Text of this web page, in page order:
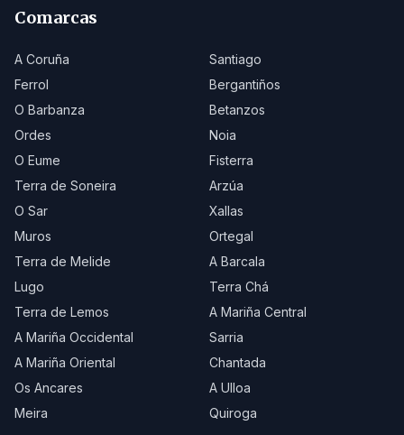
Comarcas
A Coruña
Santiago
Ferrol
Bergantiños
O Barbanza
Betanzos
Ordes
Noia
O Eume
Fisterra
Terra de Soneira
Arzúa
O Sar
Xallas
Muros
Ortegal
Terra de Melide
A Barcala
Lugo
Terra Chá
Terra de Lemos
A Mariña Central
A Mariña Occidental
Sarria
A Mariña Oriental
Chantada
Os Ancares
A Ulloa
Meira
Quiroga